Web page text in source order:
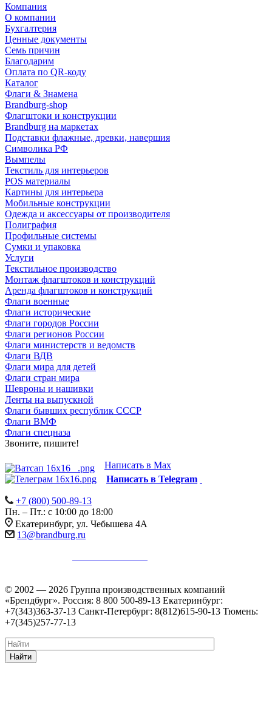
Компания
О компании
Бухгалтерия
Ценные документы
Семь причин
Благодарим
Оплата по QR-коду
Каталог
Флаги & Знамена
Brandburg-shop
Флагштоки и конструкции
Brandburg на маркетах
Подставки флажные, древки, навершия
Символика РФ
Вымпелы
Текстиль для интерьеров
POS материалы
Картины для интерьера
Мобильные конструкции
Одежда и аксессуары от производителя
Полиграфия
Профильные системы
Сумки и упаковка
Услуги
Текстильное производство
Монтаж флагштоков и конструкций
Аренда флагштоков и конструкций
Флаги военные
Флаги исторические
Флаги городов России
Флаги регионов России
Флаги министерств и ведомств
Флаги ВДВ
Флаги мира для детей
Флаги стран мира
Шевроны и нашивки
Ленты на выпускной
Флаги бывших республик СССР
Флаги ВМФ
Флаги спецназа
Звоните, пишите!
Написать в Max
Написать в Telegram
+7 (800) 500-89-13
Пн. – Пт.: с 10:00 до 18:00
Екатеринбург, ул. Чебышева 4А
13@brandburg.ru
© 2002 — 2026 Группа производственных компаний
«Брендбург». Россия: 8 800 500-89-13 Екатеринбург:
+7(343)363-37-13 Санкт-Петербург: 8(812)615-90-13 Тюмень:
+7(345)257-77-13
Найти